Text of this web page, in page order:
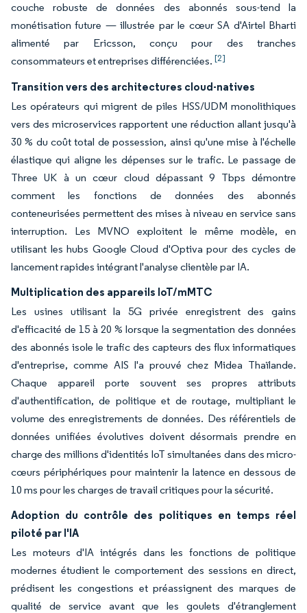
couche robuste de données des abonnés sous-tend la
monétisation future — illustrée par le cœur SA d'Airtel Bharti
alimenté par Ericsson, conçu pour des tranches
consommateurs et entreprises différenciées. [2]
Transition vers des architectures cloud-natives
Les opérateurs qui migrent de piles HSS/UDM monolithiques
vers des microservices rapportent une réduction allant jusqu'à
30 % du coût total de possession, ainsi qu'une mise à l'échelle
élastique qui aligne les dépenses sur le trafic. Le passage de
Three UK à un cœur cloud dépassant 9 Tbps démontre
comment les fonctions de données des abonnés
conteneurisées permettent des mises à niveau en service sans
interruption. Les MVNO exploitent le même modèle, en
utilisant les hubs Google Cloud d'Optiva pour des cycles de
lancement rapides intégrant l'analyse clientèle par IA.
Multiplication des appareils IoT/mMTC
Les usines utilisant la 5G privée enregistrent des gains
d'efficacité de 15 à 20 % lorsque la segmentation des données
des abonnés isole le trafic des capteurs des flux informatiques
d'entreprise, comme AIS l'a prouvé chez Midea Thaïlande.
Chaque appareil porte souvent ses propres attributs
d'authentification, de politique et de routage, multipliant le
volume des enregistrements de données. Des référentiels de
données unifiées évolutives doivent désormais prendre en
charge des millions d'identités IoT simultanées dans des micro-
cœurs périphériques pour maintenir la latence en dessous de
10 ms pour les charges de travail critiques pour la sécurité.
Adoption du contrôle des politiques en temps réel
piloté par l'IA
Les moteurs d'IA intégrés dans les fonctions de politique
modernes étudient le comportement des sessions en direct,
prédisent les congestions et préassignent des marques de
qualité de service avant que les goulets d'étranglement